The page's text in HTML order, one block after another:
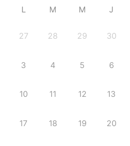
L M M J
27 28 29 30
3 4 5 6
10 11 12 13
17 18 19 20